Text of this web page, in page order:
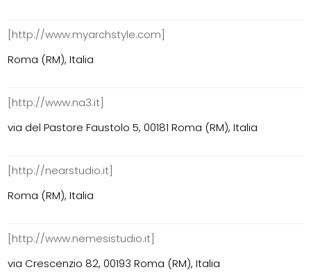
[http://www.myarchstyle.com]
Roma (RM), Italia
[http://www.na3.it]
via del Pastore Faustolo 5, 00181 Roma (RM), Italia
[http://nearstudio.it]
Roma (RM), Italia
[http://www.nemesistudio.it]
via Crescenzio 82, 00193 Roma (RM), Italia